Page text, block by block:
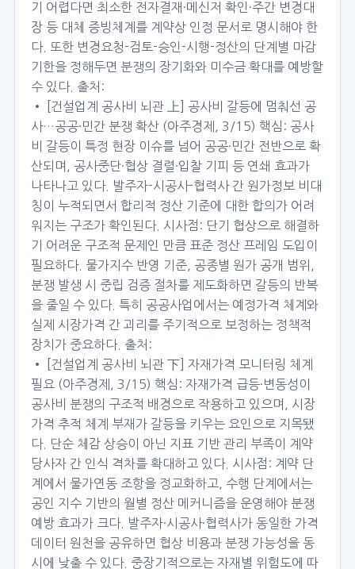
기 어렵다면 최소한 전자결재·메신저 확인·주간 변경대
장 등 대체 증빙체계를 계약상 인정 문서로 명시해야 한
다. 또한 변경요청-검토-승인-시행-정산의 단계별 마감
기한을 정해두면 분쟁의 장기화와 미수금 확대를 예방할
수 있다. 출처:
• [건설업계 공사비 뇌관 上] 공사비 갈등에 멈춰선 공
사…공공·민간 분쟁 확산 (아주경제, 3/15) 핵심: 공사
비 갈등이 특정 현장 이슈를 넘어 공공·민간 전반으로 확
산되며, 공사중단·협상 결렬·입찰 기피 등 연쇄 효과가
나타나고 있다. 발주자-시공사-협력사 간 원가정보 비대
칭이 누적되면서 합리적 정산 기준에 대한 합의가 어려
워지는 구조가 확인된다. 시사점: 단기 협상으로 해결하
기 어려운 구조적 문제인 만큼 표준 정산 프레임 도입이
필요하다. 물가지수 반영 기준, 공종별 원가 공개 범위,
분쟁 발생 시 중립 검증 절차를 제도화하면 갈등의 반복
을 줄일 수 있다. 특히 공공사업에서는 예정가격 체계와
실제 시장가격 간 괴리를 주기적으로 보정하는 정책적
장치가 중요하다. 출처:
• [건설업계 공사비 뇌관 下] 자재가격 모니터링 체계
필요 (아주경제, 3/15) 핵심: 자재가격 급등·변동성이
공사비 분쟁의 구조적 배경으로 작용하고 있으며, 시장
가격 추적 체계 부재가 갈등을 키우는 요인으로 지목됐
다. 단순 체감 상승이 아닌 지표 기반 관리 부족이 계약
당사자 간 인식 격차를 확대하고 있다. 시사점: 계약 단
계에서 물가연동 조항을 정교화하고, 수행 단계에서는
공인 지수 기반의 월별 정산 메커니즘을 운영해야 분쟁
예방 효과가 크다. 발주자·시공사·협력사가 동일한 가격
데이터 원천을 공유하면 협상 비용과 분쟁 가능성을 동
시에 낮출 수 있다. 중장기적으로는 자재별 위험도에 따